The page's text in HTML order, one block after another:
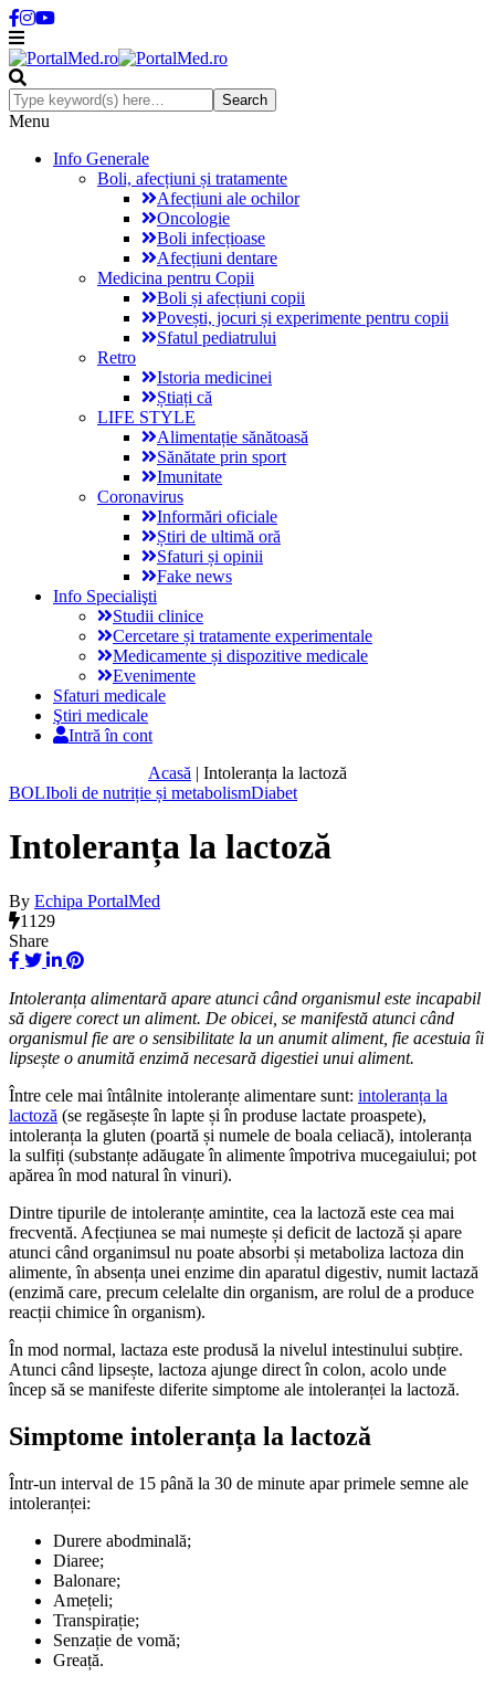
Menu
Info Generale
Boli, afecțiuni și tratamente
Afecțiuni ale ochilor
Oncologie
Boli infecțioase
Afecțiuni dentare
Medicina pentru Copii
Boli și afecțiuni copii
Povești, jocuri și experimente pentru copii
Sfatul pediatrului
Retro
Istoria medicinei
Știați că
LIFE STYLE
Alimentație sănătoasă
Sănătate prin sport
Imunitate
Coronavirus
Informări oficiale
Știri de ultimă oră
Sfaturi și opinii
Fake news
Info Specialişti
Studii clinice
Cercetare și tratamente experimentale
Medicamente și dispozitive medicale
Evenimente
Sfaturi medicale
Ştiri medicale
Intră în cont
Acasă | Intoleranța la lactoză
BOLIboli de nutriție și metabolismDiabet
Intoleranța la lactoză
By Echipa PortalMed
1129
Share
Intoleranța alimentară apare atunci când organismul este incapabil
să digere corect un aliment. De obicei, se manifestă atunci când
organismul fie are o sensibilitate la un anumit aliment, fie acestuia îi
lipsește o anumită enzimă necesară digestiei unui aliment.
Între cele mai întâlnite intoleranțe alimentare sunt: intoleranța la
lactoză (se regăsește în lapte și în produse lactate proaspete),
intoleranța la gluten (poartă și numele de boala celiacă), intoleranța
la sulfiți (substanțe adăugate în alimente împotriva mucegaiului; pot
apărea în mod natural în vinuri).
Dintre tipurile de intoleranțe amintite, cea la lactoză este cea mai
frecventă. Afecțiunea se mai numește și deficit de lactoză și apare
atunci când organimsul nu poate absorbi și metaboliza lactoza din
alimente, în absența unei enzime din aparatul digestiv, numit lactază
(enzimă care, precum celelalte din organism, are rolul de a produce
reacții chimice în organism).
În mod normal, lactaza este produsă la nivelul intestinului subțire.
Atunci când lipsește, lactoza ajunge direct în colon, acolo unde
încep să se manifeste diferite simptome ale intoleranței la lactoză.
Simptome intoleranța la lactoză
Într-un interval de 15 până la 30 de minute apar primele semne ale
intoleranței:
Durere abodminală;
Diaree;
Balonare;
Amețeli;
Transpirație;
Senzație de vomă;
Greață.